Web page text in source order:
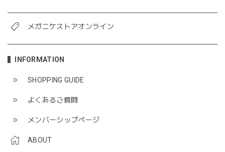
メガニケストアオンライン
INFORMATION
SHOPPING GUIDE
よくあるご質問
メンバーシップページ
ABOUT